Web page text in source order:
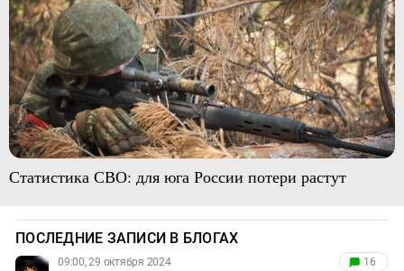
Статистика СВО: для юга России потери растут
ПОСЛЕДНИЕ ЗАПИСИ В БЛОГАХ
09:00, 29 октября 2024 16